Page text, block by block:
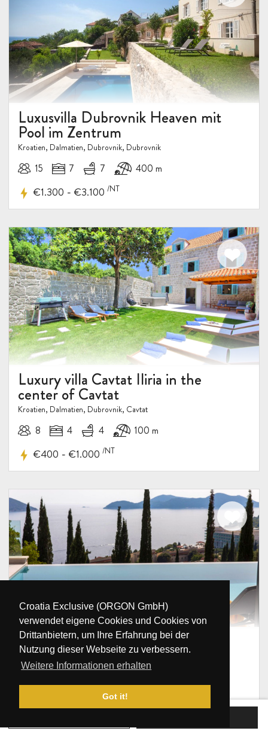
Croatia Exclusive (ORGON GmbH)
verwendet eigene Cookies und Cookies von
Drittanbietern, um Ihre Erfahrung bei der
Nutzung dieser Webseite zu verbessern.
Weitere Informationen erhalten
Got it!
Luxusvilla Dubrovnik Heaven mit
Pool im Zentrum
Kroatien, Dalmatien, Dubrovnik, Dubrovnik
15 7 7 400 m
€1.300 - €3.100 /NT
Luxury villa Cavtat Iliria in the
center of Cavtat
Kroatien, Dalmatien, Dubrovnik, Cavtat
8 4 4 100 m
€400 - €1.000 /NT
Luxusvilla Dubrovnik Voyage mit
Pool
Kroatien, Dalmatien, Dubrovnik, Orasac
5